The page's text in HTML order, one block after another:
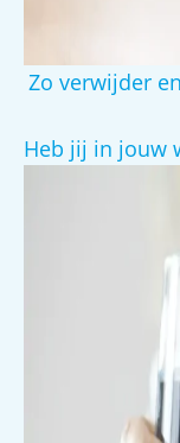
Zo verwijder
Heb jij in jouw